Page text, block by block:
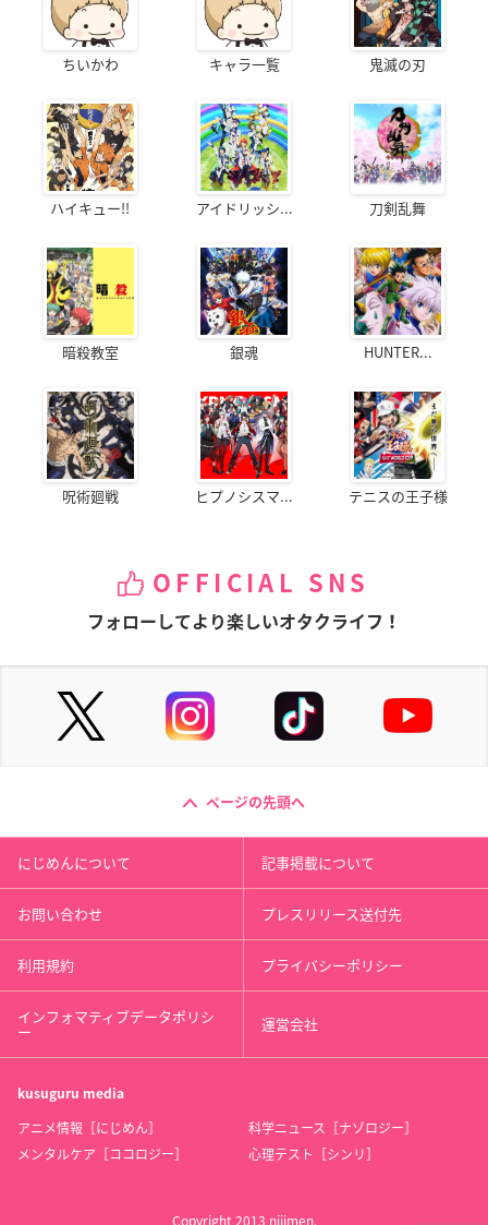
ちいかわ キャラ一覧 鬼滅の刃
ハイキュー!! アイドリッシ... 刀剣乱舞
暗殺教室 銀魂 HUNTER...
呪術廻戦 ヒプノシスマ... テニスの王子様
OFFICIAL SNS
フォローしてより楽しいオタクライフ！
ページの先頭へ
にじめんについて 記事掲載について
お問い合わせ プレスリリース送付先
利用規約 プライバシーポリシー
インフォマティブデータポリシ
ー 運営会社
kusuguru media
アニメ情報［にじめん］
科学ニュース［ナゾロジー］
メンタルケア［ココロジー］
心理テスト［シンリ］
Copyright 2013 nijimen.